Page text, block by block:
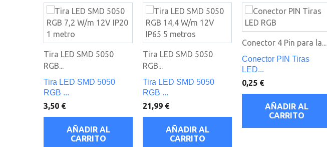
Tira LED SMD 5050
RGB...
Tira LED SMD 5050
RGB ...
3,50 €
AÑADIR AL
CARRITO
Tira LED SMD 5050
RGB...
Tira LED SMD 5050
RGB ...
21,99 €
AÑADIR AL
CARRITO
Conector 4 Pin para la...
Conector PIN Tiras
LED...
0,25 €
AÑADIR AL
CARRITO